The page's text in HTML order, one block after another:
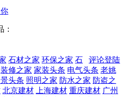
：
评论登陆
石材之家 环保之家 石
装修之家 家装头条 电气头条 老姚
头条 照明之家 防水之家 防盗之
北京建材 上海建材 重庆建材 广州